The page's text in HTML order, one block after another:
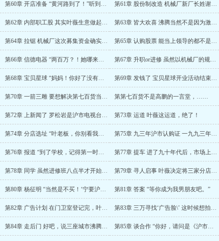
第60章 开店准备 “黄河路到了！”听到售票员…… 第61章 股份制改造 机械厂新厂长姓谢，单名一……
第62章 内部职工股 其实叶薇生意做起来，还招…… 第63章 皆大欢喜 沸腾当然不是因为激动。 ……
第64章 拉锯 机械厂这次募集资金确实不算顺利…… 第65章 认购股票 能当上领导的都不是蠢人，不……
第66章 信德电器 “两百万？！她哪来这么多钱…… 第67章 升职or进修 虽然以机械厂的规模，科……
第68章 宝贝星球 “妈妈！你好了没有啊！”“…… 第69章 发钱了 宝贝星球开业活动结束后的第一……
第70章 一箭三雕 要想解决第七百货当前的困境…… 第第七百货不是高鹏的一言堂，……
第72章 上新闻了 罗松岩是沪市电视台，《新闻…… 第73章 运道 叶薇这运道，绝了！
第74章 分店选址 “叶老板，你别看我们晨星百…… 第75章 九三年沪市认购证 一九九三年八月，沪……
第76章 报道 “到了学校，记得第一时间把学费…… 第77章 提车 进了九十年代后，市场上销售的轿……
第78章 同学 虽然进修班八点半才开始第一节课…… 第79章 寻人启事 叶薇决定将三家分店的开业时……
第80章 杨征明 “当然是不买！‘宁要沪西一张…… 第81章 答案 “等你成为我男朋友吧。”
第82章 广告计划 在门卫室登记完，叶薇开口问…… 第83章 三万寻找‘广告脸\’ 这时候想拍一则广……
第84章 走后门 好吧，说三座城市沸腾有点夸张…… 第85章 谈合作 “你好，请问是《沪市晚报》的……